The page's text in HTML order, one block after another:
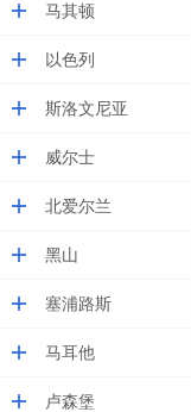
马其顿
以色列
斯洛文尼亚
威尔士
北爱尔兰
黑山
塞浦路斯
马耳他
卢森堡